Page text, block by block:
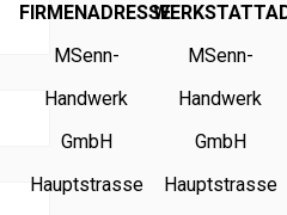
FIRMENADRESSE
MSenn-
Handwerk
GmbH
Hauptstrasse
MSenn-
Handwerk
GmbH
Hauptstrasse